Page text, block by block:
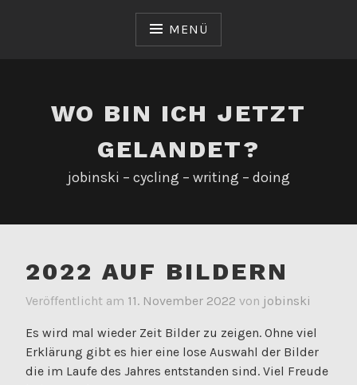
MENÜ
WO BIN ICH JETZT
GELANDET?
jobinski – cycling – writing – doing
2022 AUF BILDERN
Veröffentlicht am 11. November 2022 von jobinski
Es wird mal wieder Zeit Bilder zu zeigen. Ohne viel
Erklärung gibt es hier eine lose Auswahl der Bilder
die im Laufe des Jahres entstanden sind. Viel Freude